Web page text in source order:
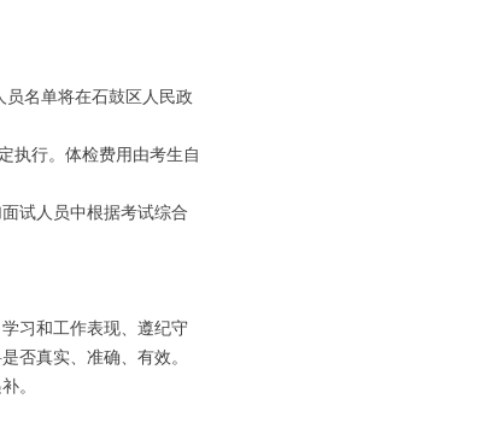
名单将在石鼓区人民政
执行。体检费用由考生自
试人员中根据考试综合
习和工作表现、遵纪守
否真实、准确、有效。
。